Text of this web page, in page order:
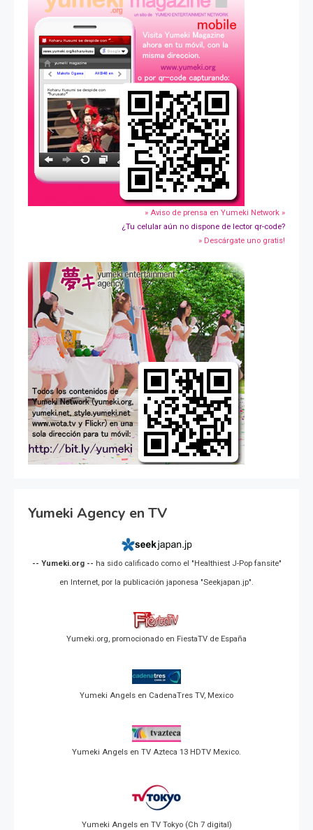
» Aviso de prensa en Yumeki Network »
¿Tu celular aún no dispone de lector qr-code?
» Descárgate uno gratis!
Yumeki Agency en TV
-- Yumeki.org -- ha sido calificado como el "Healthiest J-Pop fansite"
en Internet, por la publicación japonesa "Seekjapan.jp".
Yumeki.org, promocionado en FiestaTV de España
Yumeki Angels en CadenaTres TV, Mexico
Yumeki Angels en TV Azteca 13 HDTV Mexico.
Yumeki Angels en TV Tokyo (Ch 7 digital)